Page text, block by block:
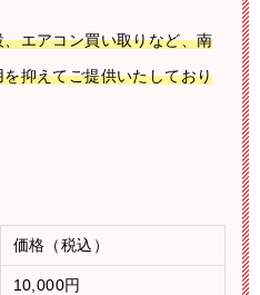
エアコン買い取りなど、南
抑えてご提供いたしており
価格（税込）
10,000円